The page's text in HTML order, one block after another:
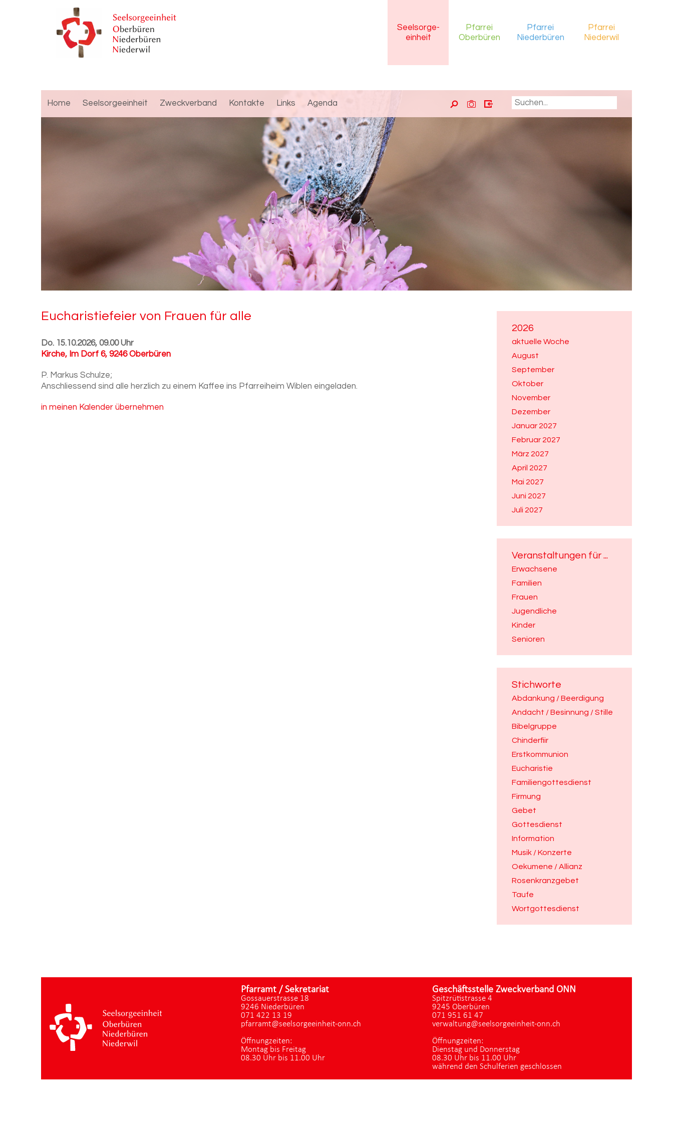
Seelsorge-
einheit
Pfarrei
Oberbüren
Pfarrei
Niederbüren
Pfarrei
Niederwil
Home Seelsorgeeinheit Zweckverband Kontakte Links Agenda
2026
aktuelle Woche
August
September
Oktober
November
Dezember
Januar 2027
Februar 2027
März 2027
April 2027
Mai 2027
Juni 2027
Juli 2027
Veranstaltungen für ...
Erwachsene
Familien
Frauen
Jugendliche
Kinder
Senioren
Stichworte
Abdankung / Beerdigung
Andacht / Besinnung / Stille
Bibelgruppe
Chinderfiir
Erstkommunion
Eucharistie
Familiengottesdienst
Firmung
Gebet
Gottesdienst
Information
Musik / Konzerte
Oekumene / Allianz
Rosenkranzgebet
Taufe
Wortgottesdienst
Eu­cha­ris­tie­fei­er von Frau­en für alle
Do. 15.10.2026, 09.00 Uhr
Kirche, Im Dorf 6, 9246 Oberbüren
P. Markus Schulze;
Anschliessend sind alle herzlich zu einem Kaffee ins Pfarreiheim Wiblen eingeladen.
in meinen Kalender übernehmen
Pfarramt / Sekretariat
Gossauerstrasse 18
9246 Niederbüren
071 422 13 19
pfarramt@seelsorgeeinheit-onn.ch
Öffnungzeiten:
Montag bis Freitag
08.30 Uhr bis 11.00 Uhr
Geschäftsstelle Zweckverband ONN
Spitzrütistrasse 4
9245 Oberbüren
071 951 61 47
verwaltung@seelsorgeeinheit-onn.ch
Öffnungzeiten:
Dienstag und Donnerstag
08.30 Uhr bis 11.00 Uhr
während den Schulferien geschlossen